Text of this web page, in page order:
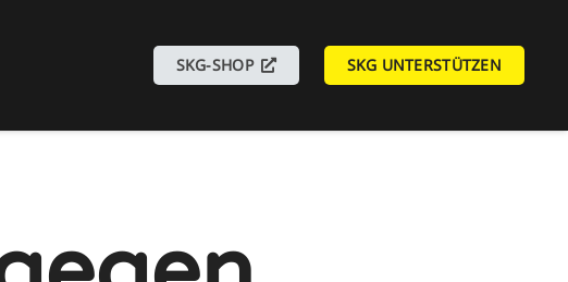
SKG-SHOP SKG UNTERSTÜTZEN